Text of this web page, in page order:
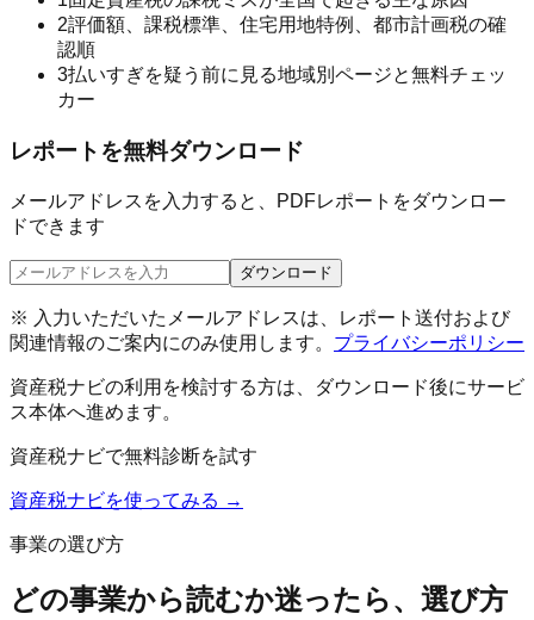
2評価額、課税標準、住宅用地特例、都市計画税の確
認順
3払いすぎを疑う前に見る地域別ページと無料チェッ
カー
レポートを無料ダウンロード
メールアドレスを入力すると、PDFレポートをダウンロー
ドできます
ダウンロード
※ 入力いただいたメールアドレスは、レポート送付および
関連情報のご案内にのみ使用します。 プライバシーポリシー
資産税ナビの利用を検討する方は、ダウンロード後にサービ
ス本体へ進めます。
資産税ナビで無料診断を試す
資産税ナビを使ってみる →
事業の選び方
どの事業から読むか迷ったら、選び方